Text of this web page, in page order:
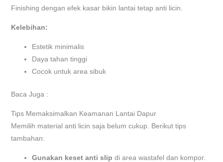
Finishing dengan efek kasar bikin lantai tetap anti licin.
Kelebihan:
Estetik minimalis
Daya tahan tinggi
Cocok untuk area sibuk
Baca Juga :
Tips Memaksimalkan Keamanan Lantai Dapur
Memilih material anti licin saja belum cukup. Berikut tips
tambahan:
Gunakan keset anti slip di area wastafel dan kompor.